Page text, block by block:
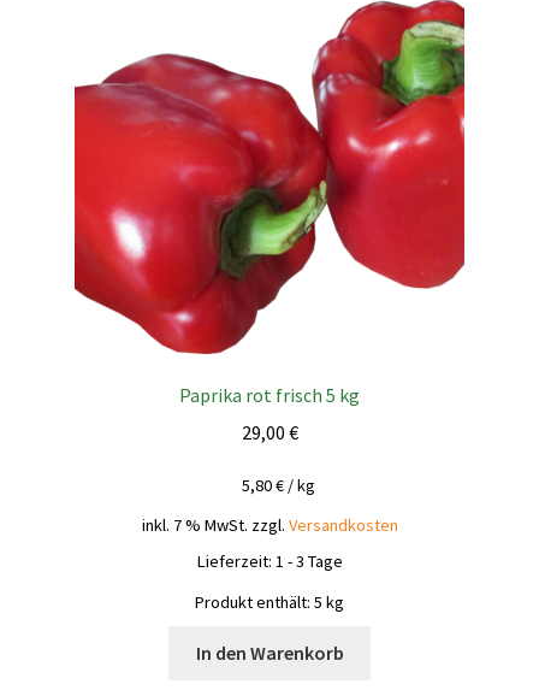
Paprika rot frisch 5 kg
29,00 €
5,80€/kg
inkl. 7 % MwSt. zzgl. Versandkosten
Lieferzeit: 1 - 3 Tage
Produkt enthält: 5 kg
In den Warenkorb